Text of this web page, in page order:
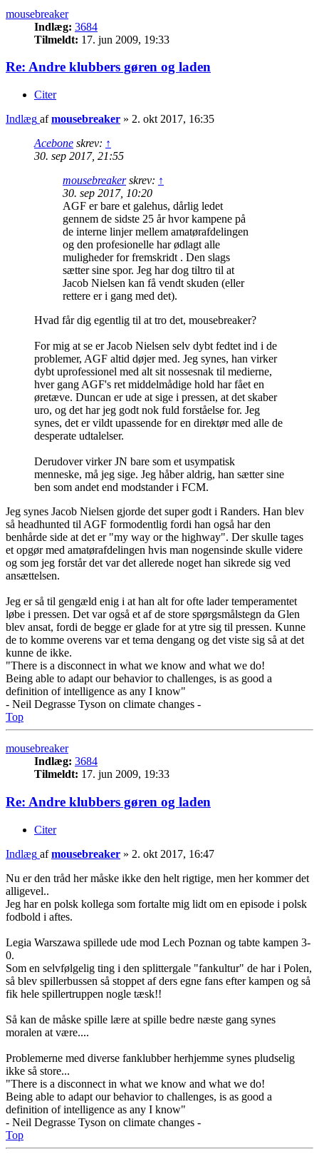
mousebreaker
Indlæg: 3684
Tilmeldt: 17. jun 2009, 19:33
Re: Andre klubbers gøren og laden
Citer
Indlæg afmousebreaker » 2. okt 2017, 16:35
Acebone skrev: ↑
30. sep 2017, 21:55
mousebreakerskrev: ↑
30. sep 2017, 10:20
AGF er bare et galehus, dårlig ledet
gennem de sidste 25 år hvor kampene på
de interne linjer mellem amatørafdelingen
og den profesionelle har ødlagt alle
muligheder for fremskridt . Den slags
sætter sine spor. Jeg har dog tiltro til at
Jacob Nielsen kan få vendt skuden (eller
rettere er i gang med det).
Hvad får dig egentlig til at tro det, mousebreaker?
For mig at se er Jacob Nielsen selv dybt fedtet ind i de
problemer, AGF altid døjer med. Jeg synes, han virker
dybt uprofessionel med alt sit nossesnak til medierne,
hver gang AGF's ret middelmådige hold har fået en
øretæve. Duncan er ude at sige i pressen, at det skaber
uro, og det har jeg godt nok fuld forståelse for. Jeg
synes, det er vildt upassende for en direktør med alle de
desperate udtalelser.
Derudover virker JN bare som et usympatisk
menneske, må jeg sige. Jeg håber aldrig, han sætter sine
ben som andet end modstander i FCM.
Jeg synes Jacob Nielsen gjorde det super godt i Randers. Han blev
så headhunted til AGF formodentlig fordi han også har den
benhårde side at det er "my way or the highway". Der skulle tages
et opgør med amatørafdelingen hvis man nogensinde skulle videre
og som jeg forstår det var det allerede noget han sikrede sig ved
ansættelsen.
Jeg er så til gengæld enig i at han alt for ofte lader temperamentet
løbe i pressen. Det var også et af de store spørgsmålstegn da Glen
blev ansat, fordi de begge er glade for at ytre sig til pressen. Kunne
de to komme overens var et tema dengang og det viste sig så at det
kunne de ikke.
"There is a disconnect in what we know and what we do!
Being able to adapt our behavior to challenges, is as good a
definition of intelligence as any I know"
- Neil Degrasse Tyson on climate changes -
Top
mousebreaker
Indlæg: 3684
Tilmeldt: 17. jun 2009, 19:33
Re: Andre klubbers gøren og laden
Citer
Indlæg afmousebreaker » 2. okt 2017, 16:47
Nu er den tråd her måske ikke den helt rigtige, men her kommer det
alligevel..
Jeg har en polsk kollega som fortalte mig lidt om en episode i polsk
fodbold i aftes.
Legia Warszawa spillede ude mod Lech Poznan og tabte kampen 3-
0.
Som en selvfølgelig ting i den splittergale "fankultur" de har i Polen,
så blev spillerbussen så stoppet af ders egne fans efter kampen og så
fik hele spillertruppen nogle tæsk!!
Så kan de måske spille lære at spille bedre næste gang synes
moralen at være....
Problemerne med diverse fanklubber herhjemme synes pludselig
ikke så store...
"There is a disconnect in what we know and what we do!
Being able to adapt our behavior to challenges, is as good a
definition of intelligence as any I know"
- Neil Degrasse Tyson on climate changes -
Top